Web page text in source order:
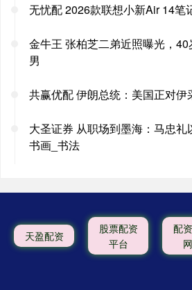
无忧配 2026款联想小新Air 14笔
金牛王 张柏芝二弟近照曝光，
男
共赢优配 伊朗总统：美国正对伊
大圣证券 从职场到墨海：马忠礼
书画_书法
天盈配资
股票配资
平台
配